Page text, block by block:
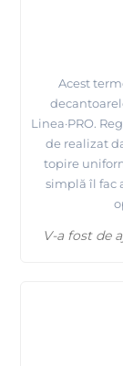
Acest
Linea·PRO.
de realizat
topire
simplă îl fac
V-a fost de